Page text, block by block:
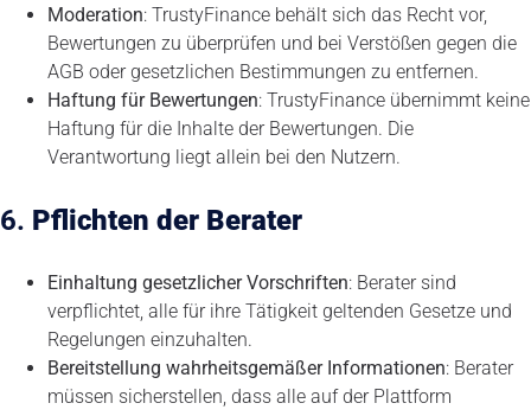
Moderation: TrustyFinance behält sich das Recht vor,
Bewertungen zu überprüfen und bei Verstößen gegen die
AGB oder gesetzlichen Bestimmungen zu entfernen.
Haftung für Bewertungen: TrustyFinance übernimmt keine
Haftung für die Inhalte der Bewertungen. Die
Verantwortung liegt allein bei den Nutzern.
6. Pflichten der Berater
Einhaltung gesetzlicher Vorschriften: Berater sind
verpflichtet, alle für ihre Tätigkeit geltenden Gesetze und
Regelungen einzuhalten.
Bereitstellung wahrheitsgemäßer Informationen: Berater
müssen sicherstellen, dass alle auf der Plattform